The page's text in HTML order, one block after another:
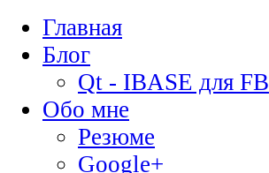
Главная
Блог
Qt - IBASE для FB
Обо мне
Резюме
Google+